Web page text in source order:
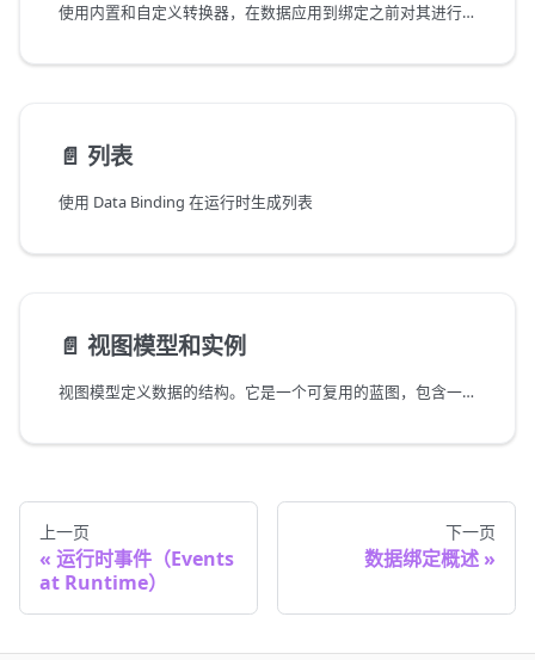
使用内置和自定义转换器，在数据应用到绑定之前对其进行转换和适配。
📄️ 列表
使用 Data Binding 在运行时生成列表
📄️ 视图模型和实例
视图模型定义数据的结构。它是一个可复用的蓝图，包含一组属性，例如汽车的颜色、速度和损坏程度。
上一页
运行时事件（Events
at Runtime）
下一页
数据绑定概述